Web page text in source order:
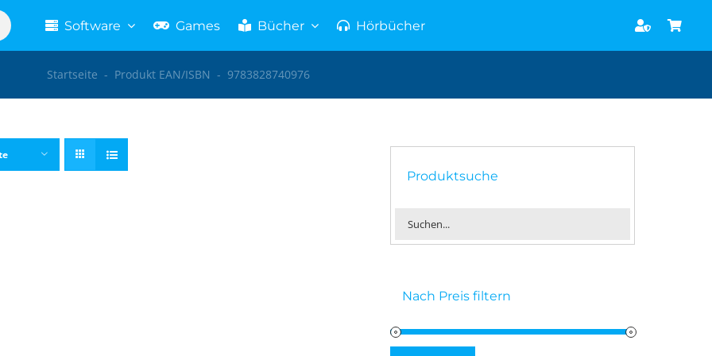
Software Games Bücher Hörbücher
Startseite - Produkt EAN/ISBN - 9783828740976
Produktsuche
Nach Preis filtern